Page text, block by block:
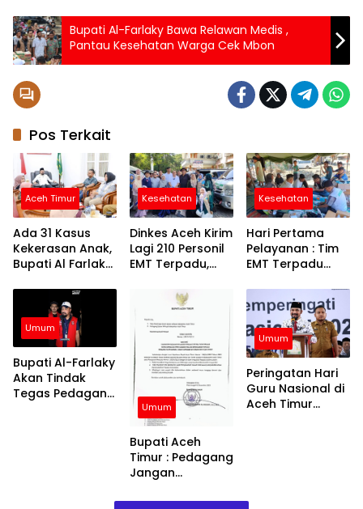
Bupati Al-Farlaky Bawa Relawan Medis ,
Pantau Kesehatan Warga Cek Mbon
Pos Terkait
Aceh Timur
Ada 31 Kasus
Kekerasan Anak,
Bupati Al Farlaky
Aman
Kesehatan
Dinkes Aceh Kirim
Lagi 210 Personil
EMT Terpadu,
Kabupaten
Kesehatan
Hari Pertama
Pelayanan : Tim
EMT Terpadu
Aceh Jangkau
Wilayah
Terpencil dan
Pengungsian
Umum
Bupati Al-Farlaky
Akan Tindak
Tegas Pedagang
Umum
Bupati Aceh
Timur : Pedagang
Jangan
Barang
Umum
Peringatan Hari
Guru Nasional di
Aceh Timur